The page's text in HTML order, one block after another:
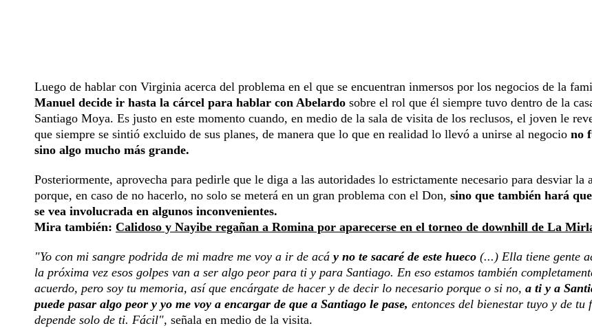
Luego de hablar con Virginia acerca del problema en el que se encuentran inmersos por los negocios de la
Manuel decide ir hasta la cárcel para hablar con Abelardo sobre el rol que él siempre tuvo dentro de la
Santiago Moya. Es justo en este momento cuando, en medio de la sala de visita de los reclusos, el joven le
que siempre se sintió excluido de sus planes, de manera que lo que en realidad lo llevó a unirse al negocio no
sino algo mucho más grande.
Posteriormente, aprovecha para pedirle que le diga a las autoridades lo estrictamente necesario para desviar la
porque, en caso de no hacerlo, no solo se meterá en un gran problema con el Don, sino que también hará
se vea involucrada en algunos inconvenientes.
Mira también: Calidoso y Nayibe regañan a Romina por aparecerse en el torneo de downhill de La
"Yo con mi sangre podrida de mi madre me voy a ir de acá y no te sacaré de este hueco (...) Ella tiene gente
la próxima vez esos golpes van a ser algo peor para ti y para Santiago. En eso estamos también
acuerdo, pero soy tu memoria, así que encárgate de hacer y de decir lo necesario porque o si no, a ti y a
puede pasar algo peor y yo me voy a encargar de que a Santiago le pase, entonces del bienestar tuyo y de tu
depende solo de ti. Fácil", señala en medio de la visita.